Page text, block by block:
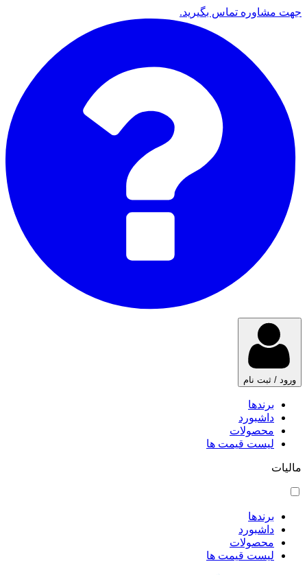
جهت مشاوره تماس بگیرید.
ورود / ثبت نام
برندها
داشبورد
محصولات
لیست قیمت ها
مالیات
برندها
داشبورد
محصولات
لیست قیمت ها